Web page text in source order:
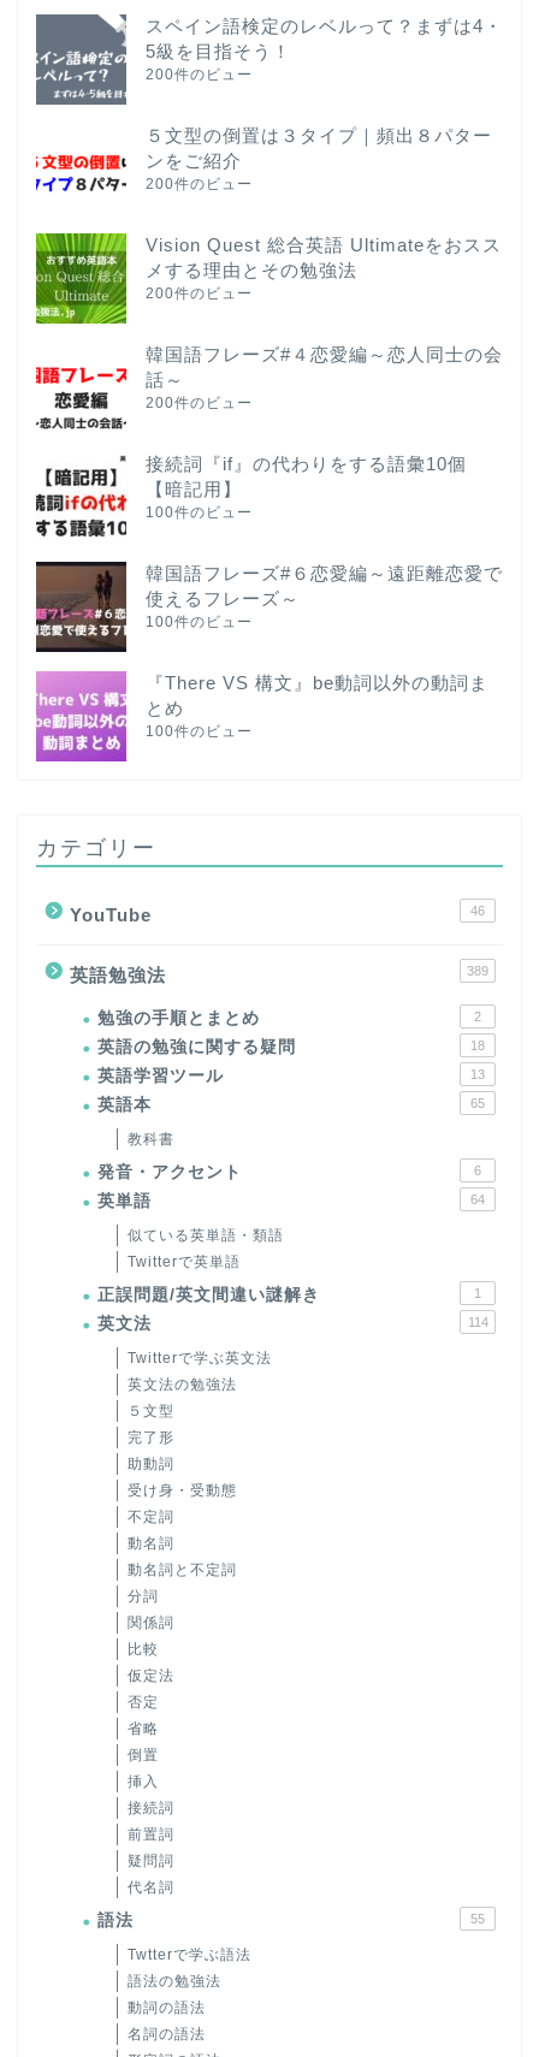
スペイン語検定のレベルって？まずは4・
5級を目指そう！
200件のビュー
５文型の倒置は３タイプ｜頻出８パター
ンをご紹介
200件のビュー
Vision Quest 総合英語 Ultimateをおスス
メする理由とその勉強法
200件のビュー
韓国語フレーズ#４恋愛編～恋人同士の会
話～
200件のビュー
接続詞『if』の代わりをする語彙10個
【暗記用】
100件のビュー
韓国語フレーズ#６恋愛編～遠距離恋愛で
使えるフレーズ～
100件のビュー
『There VS 構文』be動詞以外の動詞ま
とめ
100件のビュー
カテゴリー
YouTube 46
英語勉強法 389
勉強の手順とまとめ 2
英語の勉強に関する疑問 18
英語学習ツール 13
英語本 65
教科書
発音・アクセント 6
英単語 64
似ている英単語・類語
Twitterで英単語
正誤問題/英文間違い謎解き 1
英文法 114
Twitterで学ぶ英文法
英文法の勉強法
５文型
完了形
助動詞
受け身・受動態
不定詞
動名詞
動名詞と不定詞
分詞
関係詞
比較
仮定法
否定
省略
倒置
挿入
接続詞
前置詞
疑問詞
代名詞
語法 55
Twtterで学ぶ語法
語法の勉強法
動詞の語法
名詞の語法